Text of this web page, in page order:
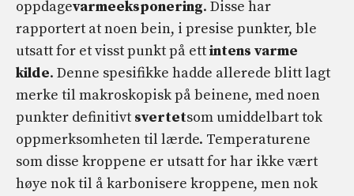
oppdagevarmeeksponering. Disse har
rapportert at noen bein, i presise punkter, ble
utsatt for et visst punkt på ettintens varme
kilde. Denne spesifikke hadde allerede blitt lagt
merke til makroskopisk på beinene, med noen
punkter definitivt svertetsom umiddelbart tok
oppmerksomheten til lærde. Temperaturene
som disse kroppene er utsatt for har ikke vært
høye nok til å karbonisere kroppene, men nok